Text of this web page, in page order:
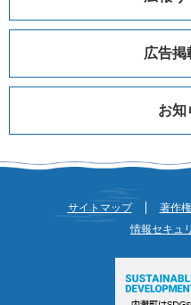
広告掲
お知
サイトマップ 著作
情報セキュ